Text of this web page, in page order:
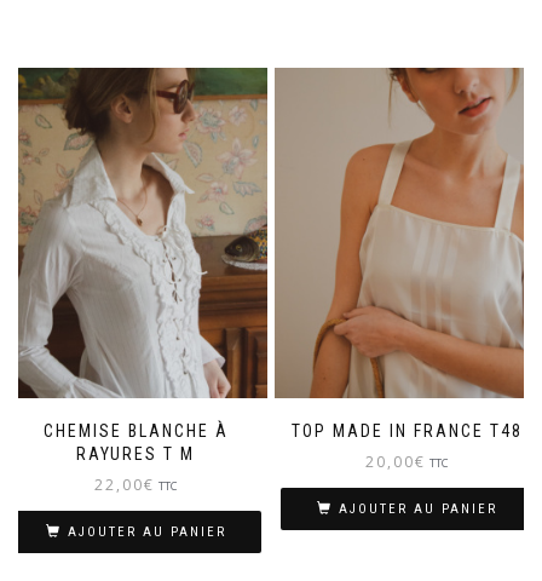
CHEMISE BLANCHE À
RAYURES T M
22,00€ TTC
AJOUTER AU PANIER
TOP MADE IN FRANCE T48
20,00€ TTC
AJOUTER AU PANIER